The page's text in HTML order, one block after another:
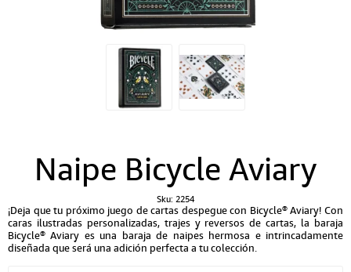
Naipe Bicycle Aviary
Sku: 2254
¡Deja que tu próximo juego de cartas despegue con Bicycle® Aviary! Con
caras ilustradas personalizadas, trajes y reversos de cartas, la baraja
Bicycle® Aviary es una baraja de naipes hermosa e intrincadamente
diseñada que será una adición perfecta a tu colección.